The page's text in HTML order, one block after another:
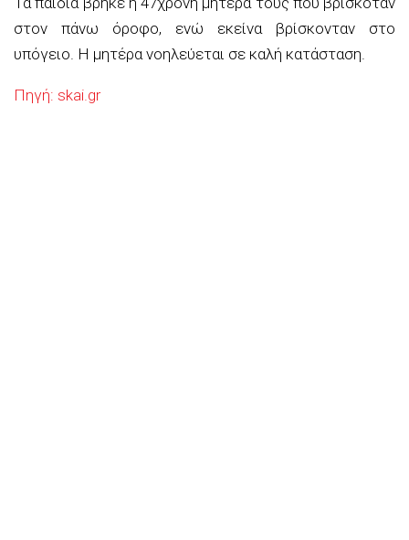
στον πάνω όροφο, ενώ εκείνα βρίσκονταν στο
υπόγειο. Η μητέρα νοηλεύεται σε καλή κατάσταση.
Πηγή: skai.gr